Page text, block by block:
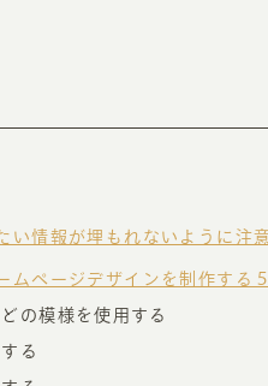
重要性
い情報が埋もれないように注
ムページデザインを制作する
の模様を使用する
る